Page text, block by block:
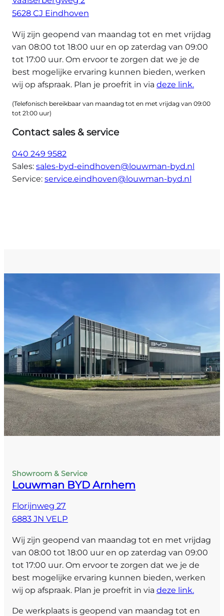
5628 CJ Eindhoven
Wij zijn geopend van maandag tot en met vrijdag
van 08:00 tot 18:00 uur en op zaterdag van 09:00
tot 17:00 uur. Om ervoor te zorgen dat we je de
best mogelijke ervaring kunnen bieden, werken
wij op afspraak. Plan je proefrit in via deze link.
(Telefonisch bereikbaar van maandag tot en met vrijdag van 09:00
tot 21:00 uur)
Contact sales & service
040 249 9582
Sales: sales-byd-eindhoven@louwman-byd.nl
Service: service.eindhoven@louwman-byd.nl
Showroom & Service
Louwman BYD Arnhem
Florijnweg 27
6883 JN VELP
Wij zijn geopend van maandag tot en met vrijdag
van 08:00 tot 18:00 uur en op zaterdag van 09:00
tot 17:00 uur. Om ervoor te zorgen dat we je de
best mogelijke ervaring kunnen bieden, werken
wij op afspraak. Plan je proefrit in via deze link.
De werkplaats is geopend van maandag tot en